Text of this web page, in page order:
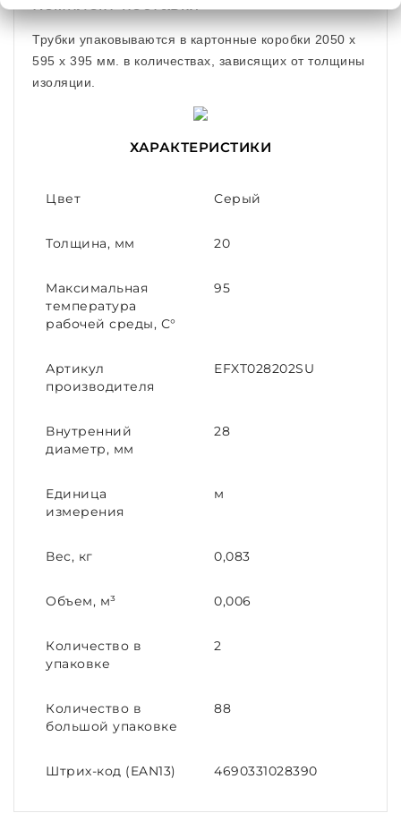
Трубки упаковываются в картонные коробки 2050 x
595 x 395 мм. в количествах, зависящих от толщины
изоляции.
ХАРАКТЕРИСТИКИ
Цвет Серый
Толщина, мм 20
Максимальная
температура
рабочей среды, С°
95
Артикул
производителя
EFXT028202SU
Внутренний
диаметр, мм
28
Единица
измерения
м
Вес, кг 0,083
Объем, м³ 0,006
Количество в
упаковке
2
Количество в
большой упаковке
88
Штрих-код (EAN13) 4690331028390